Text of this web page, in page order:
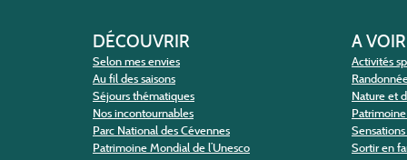
DÉCOUVRIR
Selon mes envies
Au fil des saisons
Séjours thématiques
Nos incontournables
Parc National des Cévennes
Patrimoine Mondial de l’Unesco
A
Activités
Nature et
Sortir en